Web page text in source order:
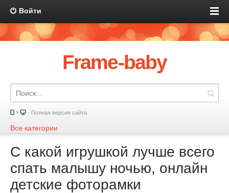
Войти
Frame-baby
Полная версия сайта
Все категории
С какой игрушкой лучше всего
спать малышу ночью, онлайн
детские фоторамки